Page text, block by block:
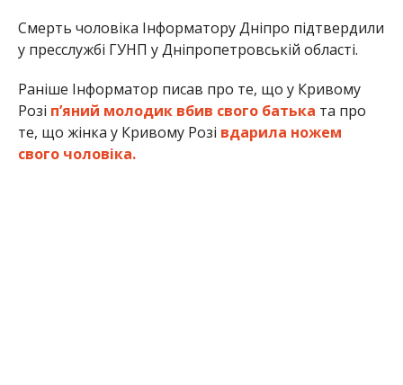
Смерть чоловіка Інформатору Дніпро підтвердили
у пресслужбі ГУНП у Дніпропетровській області.
Раніше Інформатор писав про те, що у Кривому
Розі п’яний молодик вбив свого батька та про
те, що жінка у Кривому Розі вдарила ножем
свого чоловіка.